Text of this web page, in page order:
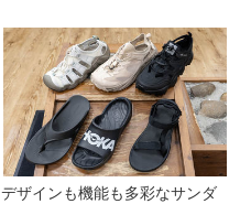
デザインも機能も多彩なサンダ